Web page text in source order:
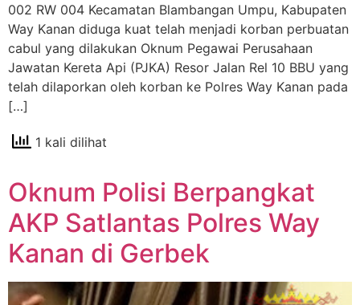
002 RW 004 Kecamatan Blambangan Umpu, Kabupaten
Way Kanan diduga kuat telah menjadi korban perbuatan
cabul yang dilakukan Oknum Pegawai Perusahaan
Jawatan Kereta Api (PJKA) Resor Jalan Rel 10 BBU yang
telah dilaporkan oleh korban ke Polres Way Kanan pada
[…]
1 kali dilihat
Oknum Polisi Berpangkat
AKP Satlantas Polres Way
Kanan di Gerbek